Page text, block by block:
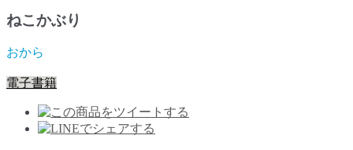
ス
キ
ッ
ッ
プ
ねこかぶり
おから
電子書籍